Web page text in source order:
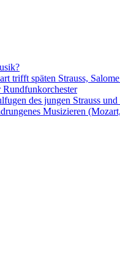
trifft späten Strauss,
des jungen Strauss
Musizieren